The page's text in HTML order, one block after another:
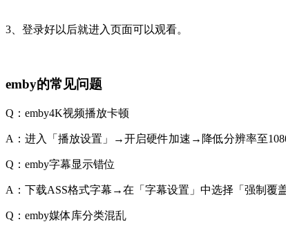
3、登录好以后就进入页面可以观看。
emby的常见问题
Q：emby4K视频播放卡顿
A：进入「播放设置」→开启硬件加速→降低分辨率至
Q：emby字幕显示错位
A：下载ASS格式字幕→在「字幕设置」中选择「强制覆
Q：emby媒体库分类混乱